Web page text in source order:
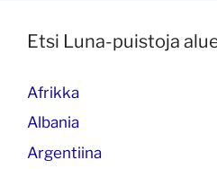
Etsi Luna-puistoja
Afrikka
Albania
Argentiina